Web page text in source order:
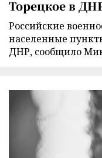
Торецкое в
Российские
населенные
ДНР, сообщило